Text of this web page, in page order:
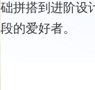
础拼搭到进阶设
段的爱好者。